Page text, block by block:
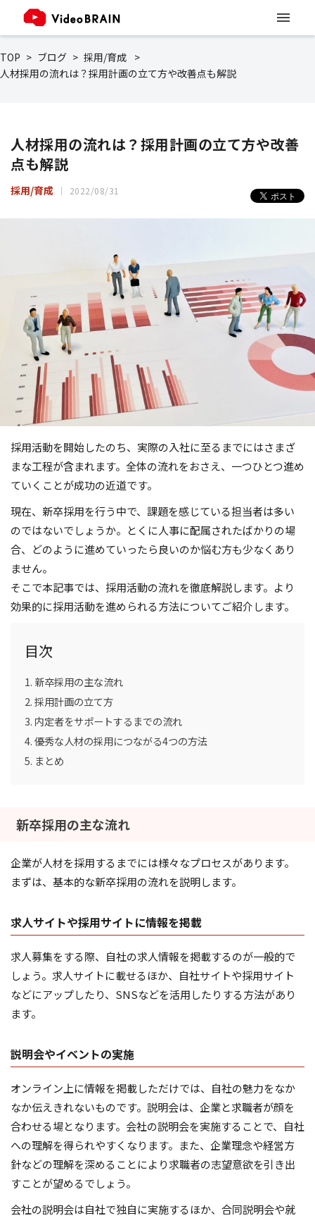
TOP ブログ
採用/育成
人材採用の流れは？採用計画の立て方や改善点も解説
人材採用の流れは？採用計画の立て方や改善
点も解説
採用/育成 2022/08/31
採用活動を開始したのち、実際の入社に至るまでにはさまざ
まな工程が含まれます。全体の流れをおさえ、一つひとつ進め
ていくことが成功の近道です。
現在、新卒採用を行う中で、課題を感じている担当者は多い
のではないでしょうか。とくに人事に配属されたばかりの場
合、どのように進めていったら良いのか悩む方も少なくあり
ません。
そこで本記事では、採用活動の流れを徹底解説します。より
効果的に採用活動を進められる方法についてご紹介します。
目次
新卒採用の主な流れ
採用計画の立て方
内定者をサポートするまでの流れ
優秀な人材の採用につながる4つの方法
まとめ
新卒採用の主な流れ
企業が人材を採用するまでには様々なプロセスがあります。
まずは、基本的な新卒採用の流れを説明します。
求人サイトや採用サイトに情報を掲載
求人募集をする際、自社の求人情報を掲載するのが一般的で
しょう。求人サイトに載せるほか、自社サイトや採用サイト
などにアップしたり、SNSなどを活用したりする方法があり
ます。
説明会やイベントの実施
オンライン上に情報を掲載しただけでは、自社の魅力をなか
なか伝えきれないものです。説明会は、企業と求職者が顔を
合わせる場となります。会社の説明会を実施することで、自社
への理解を得られやすくなります。また、企業理念や経営方
針などの理解を深めることにより求職者の志望意欲を引き出
すことが望めるでしょう。
会社の説明会は自社で独自に実施するほか、合同説明会や就